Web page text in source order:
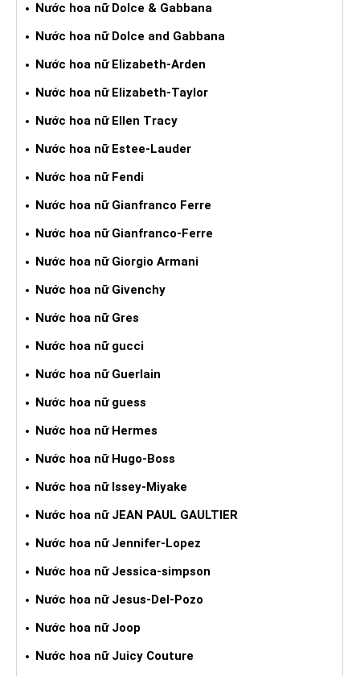
Nước hoa nữ Dolce & Gabbana
Nước hoa nữ Dolce and Gabbana
Nước hoa nữ Elizabeth-Arden
Nước hoa nữ Elizabeth-Taylor
Nước hoa nữ Ellen Tracy
Nước hoa nữ Estee-Lauder
Nước hoa nữ Fendi
Nước hoa nữ Gianfranco Ferre
Nước hoa nữ Gianfranco-Ferre
Nước hoa nữ Giorgio Armani
Nước hoa nữ Givenchy
Nước hoa nữ Gres
Nước hoa nữ gucci
Nước hoa nữ Guerlain
Nước hoa nữ guess
Nước hoa nữ Hermes
Nước hoa nữ Hugo-Boss
Nước hoa nữ Issey-Miyake
Nước hoa nữ JEAN PAUL GAULTIER
Nước hoa nữ Jennifer-Lopez
Nước hoa nữ Jessica-simpson
Nước hoa nữ Jesus-Del-Pozo
Nước hoa nữ Joop
Nước hoa nữ Juicy Couture